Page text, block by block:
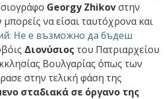
Georgy Zhikovστην
να είσαι ταυτόχρονα και
Не е възможно да бъдеш
Διονύσιος του Πατριαρχείου
Βουλγαρίας όπως των
στην τελική φάση της
σταδιακά σε όργανο της